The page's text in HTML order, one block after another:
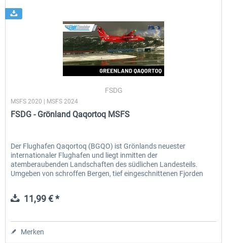
FSDG
MSFS 2020 | MSFS 2024
FSDG - Grönland Qaqortoq MSFS
Der Flughafen Qaqortoq (BGQO) ist Grönlands neuester
internationaler Flughafen und liegt inmitten der
atemberaubenden Landschaften des südlichen Landesteils.
Umgeben von schroffen Bergen, tief eingeschnittenen Fjorden
11,99 € *
Merken